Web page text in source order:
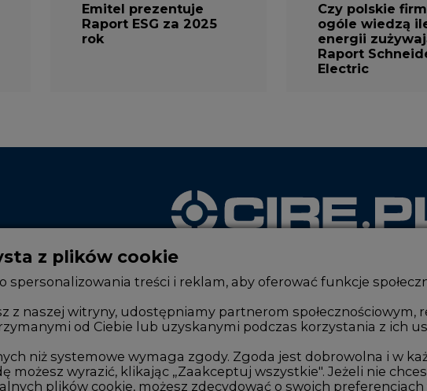
Emitel prezentuje
Raport ESG za 2025
rok
Czy polskie
ogóle wiedzą
energii
Raport
Electric
Rok 2025 na CIRE
Rok 2024 na CIRE
Rok 2023 na CIRE
Zmiany kadrowe na rynku
Studio CIRE
Rozmowy o energetyce
z plików cookie
treści i reklam, aby oferować funkcje
z naszej witryny, udostępniamy partnerom
od Ciebie lub uzyskanymi podczas korzystania z ich
niż systemowe wymaga zgody. Zgoda jest dobrowolna i w
możesz wyrazić, klikając „Zaakceptuj wszystkie". Jeżeli nie
plików cookie, możesz zdecydować o swoich